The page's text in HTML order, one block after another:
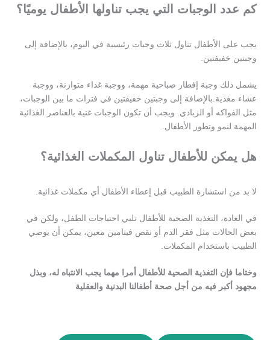
كم عدد الوجبات التي يجب تناولها الأطفال يوميًا؟
يجب على الأطفال تناول ثلاث وجبات رئيسية في اليوم، بالإضافة إلى
وجبتين خفيفتين.
يشمل ذلك وجبة إفطار صباحية مهمة، ووجبة غداء متوازنة، ووجبة
عشاء مغذية.بالإضافة إلى وجبتين خفيفتين في فترات ما بين الوجبات،
مثل الفواكه أو الزبادي. ويجب أن تكون الوجبات غنية بالعناصر الغذائية
المهمة لنمو وتطور الأطفال.
هل يمكن للأطفال تناول المكملات الغذائية؟
لا بد من استشارة الطبيب قبل إعطاء الأطفال أي مكملات غذائية.
في العادة، التغذية الصحية للأطفال تلبي احتياجات الطفل، ولكن في
بعض الحالات مثل فقر الدم أو نقص فيتامين معين، يمكن أن يوصي
الطبيب باستخدام المكملات.
وختاما فإن التغذية الصحية للأطفال أمرا مهما يجب الانتباه له، وبذل
مجهود أكبر فيه من أجل صحة أطفالنا البدنية والعقلية